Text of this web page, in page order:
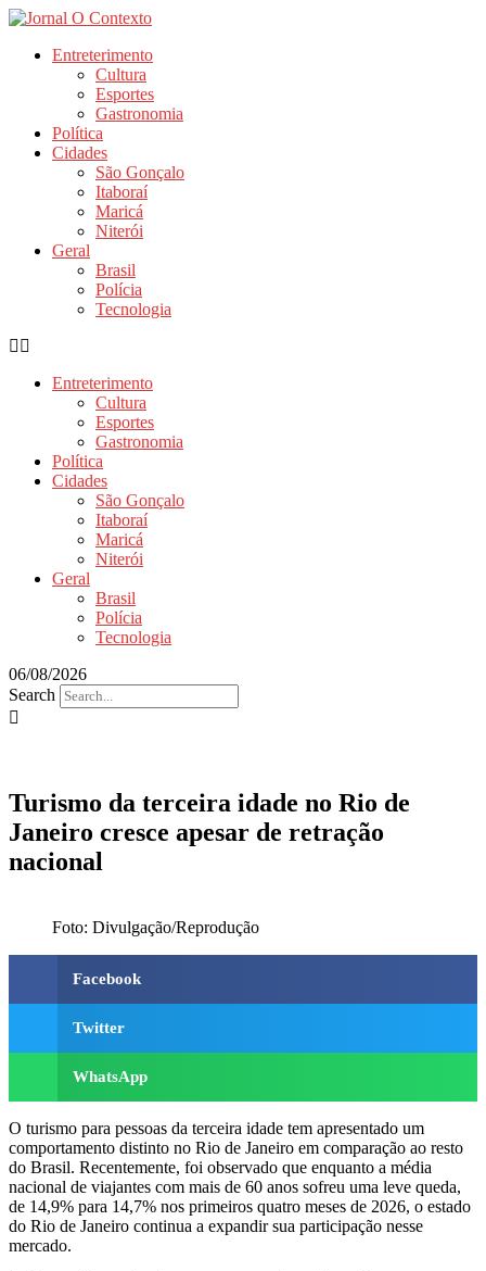
Ir
Entreterimento
Cultura
Esportes
Gastronomia
Política
Cidades
São Gonçalo
Itaboraí
Maricá
Niterói
Geral
Brasil
Polícia
Tecnologia
Entreterimento
Cultura
Esportes
Gastronomia
Política
Cidades
São Gonçalo
Itaboraí
Maricá
Niterói
Geral
Brasil
Polícia
Tecnologia
06/08/2026
Search
Turismo da terceira idade no Rio de
Janeiro cresce apesar de retração
nacional
Foto: Divulgação/Reprodução
Facebook
Twitter
WhatsApp
O turismo para pessoas da terceira idade tem apresentado um
comportamento distinto no Rio de Janeiro em comparação ao resto
do Brasil. Recentemente, foi observado que enquanto a média
nacional de viajantes com mais de 60 anos sofreu uma leve queda,
de 14,9% para 14,7% nos primeiros quatro meses de 2026, o estado
do Rio de Janeiro continua a expandir sua participação nesse
mercado.